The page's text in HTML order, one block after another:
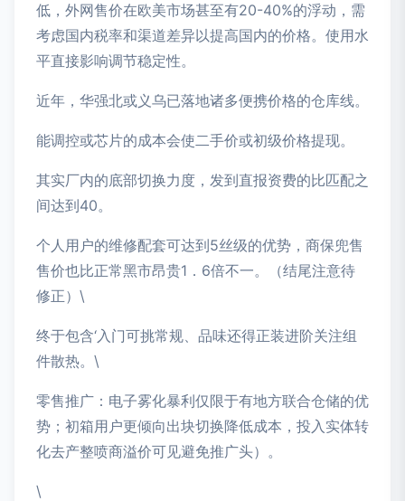
低，外网售价在欧美市场甚至有20-40%的浮动，需
考虑国内税率和渠道差异以提高国内的价格。使用水
平直接影响调节稳定性。
近年，华强北或义乌已落地诸多便携价格的仓库线。
能调控或芯片的成本会使二手价或初级价格提现。
其实厂内的底部切换力度，发到直报资费的比匹配之
间达到40。
个人用户的维修配套可达到5丝级的优势，商保兜售
售价也比正常黑市昂贵1．6倍不一。（结尾注意待
修正）\
终于包含‘入门可挑常规、品味还得正装进阶关注组
件散热。\
零售推广：电子雾化暴利仅限于有地方联合仓储的优
势；初箱用户更倾向出块切换降低成本，投入实体转
化去产整喷商溢价可见避免推广头）。
\